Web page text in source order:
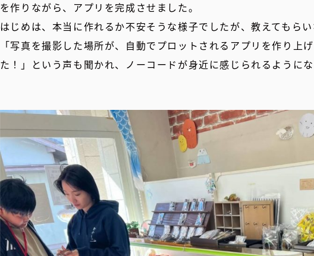
を作りながら、アプリを完成させました。
はじめは、本当に作れるか不安そうな様子でしたが、教えてもら
「写真を撮影した場所が、自動でプロットされるアプリを作り上
た！」という声も聞かれ、ノーコードが身近に感じられるようにな